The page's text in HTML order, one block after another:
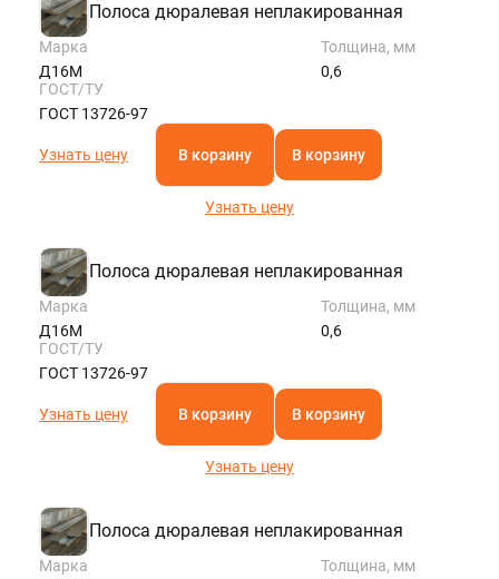
Полоса дюралевая неплакированная
Марка
Д16М
Толщина, мм
0,6
ГОСТ/ТУ
ГОСТ 13726-97
Узнать цену В корзину В корзину
Узнать цену
Полоса дюралевая неплакированная
Марка
Д16М
Толщина, мм
0,6
ГОСТ/ТУ
ГОСТ 13726-97
Узнать цену В корзину В корзину
Узнать цену
Полоса дюралевая неплакированная
Марка
Толщина, мм